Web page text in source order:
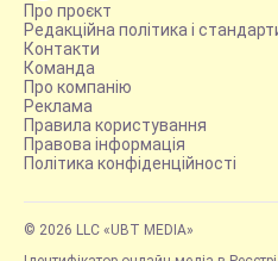
Про проєкт
Редакційна політика і
Контакти
Команда
Про компанію
Реклама
Правила користування
Правова інформація
Політика конфіденційності
© 2026 LLC «UBT MEDIA»